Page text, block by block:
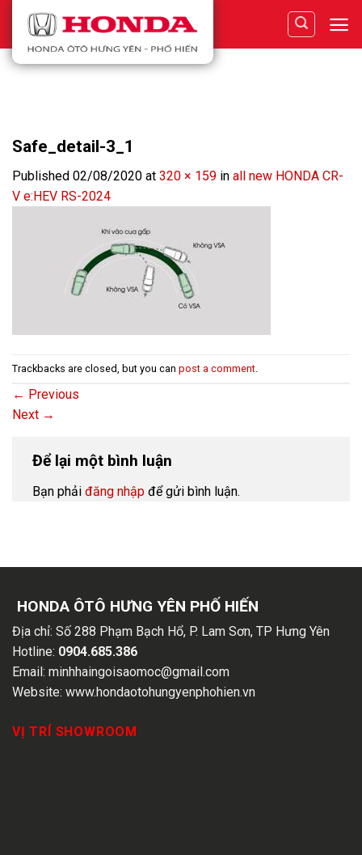
content
Safe_detail-3_1
Published 02/08/2020 at 320 × 159 in all new HONDA CR-
V e:HEV RS-2024
Trackbacks are closed, but you can post a comment
← Previous
Next →
Để lại một bình luận
Bạn phải đăng nhập để gửi bình luận.
HONDA ÔTÔ HƯNG YÊN PHỐ HIẾN
Địa chỉ: Số 288 Phạm Bạch Hổ, P. Lam Sơn, TP Hưng Yên
Hotline: 0904.685.386
Email: minhhaingoisaomoc@gmail.com
Website: www.hondaotohungyenphohien.vn
VỊ TRÍ SHOWROOM